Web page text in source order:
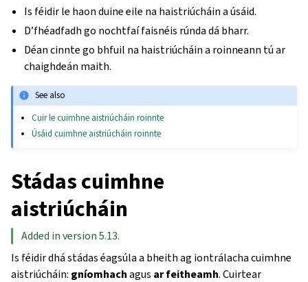
Is féidir le haon duine eile na haistriúcháin a úsáid.
D’fhéadfadh go nochtfaí faisnéis rúnda dá bharr.
Déan cinnte go bhfuil na haistriúcháin a roinneann tú ar
chaighdeán maith.
See also
Cuir le cuimhne aistriúcháin roinnte
Úsáid cuimhne aistriúcháin roinnte
Stádas cuimhne
aistriúcháin
Added in version 5.13.
Is féidir dhá stádas éagsúla a bheith ag iontrálacha cuimhne
aistriúcháin: gníomhachagus ar feitheamh. Cuirtear